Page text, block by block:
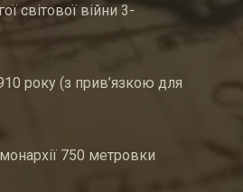
світової війни 3-
року (з прив’язкою для
750 метровки